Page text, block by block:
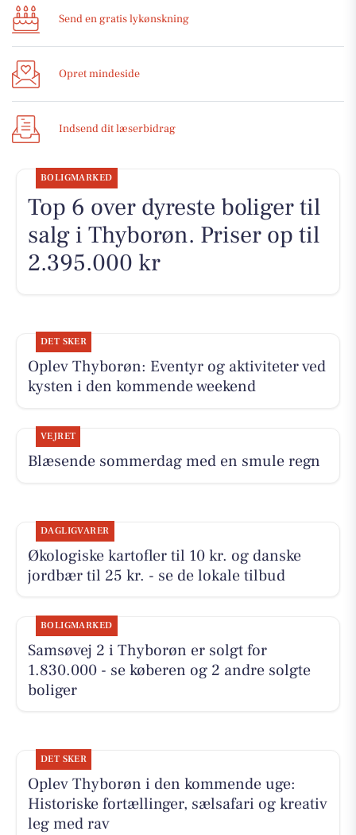
Send en gratis lykønskning
Opret mindeside
Indsend dit læserbidrag
BOLIGMARKED
Top 6 over dyreste boliger til
salg i Thyborøn. Priser op til
2.395.000 kr
DET SKER
Oplev Thyborøn: Eventyr og aktiviteter ved
kysten i den kommende weekend
VEJRET
Blæsende sommerdag med en smule regn
DAGLIGVARER
Økologiske kartofler til 10 kr. og danske
jordbær til 25 kr. - se de lokale tilbud
BOLIGMARKED
Samsøvej 2 i Thyborøn er solgt for
1.830.000 - se køberen og 2 andre solgte
boliger
DET SKER
Oplev Thyborøn i den kommende uge:
Historiske fortællinger, sælsafari og kreativ
leg med rav